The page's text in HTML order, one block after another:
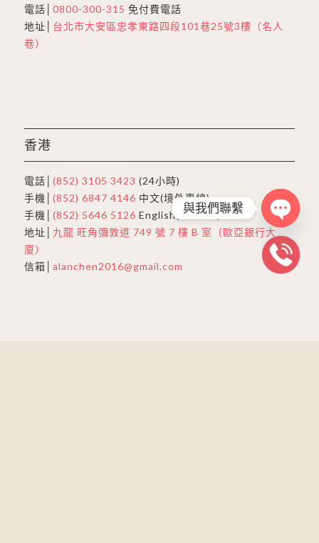
電話│ 0800-300-315 免付費電話
地址│ 台北市大安區忠孝東路四段101巷25號3樓（名人
巷）
香港
電話│ (852) 3105 3423 (24小時)
手機│ (852) 6847 4146 中文(境外專線)
手機│ (852) 5646 5126 English(Hotline)
地址│ 九龍 旺角彌敦道 749 號 7 樓 B 室（歐亞銀行大
廈）
信箱│ alanchen2016@gmail.com
與我們聯繫
chaty